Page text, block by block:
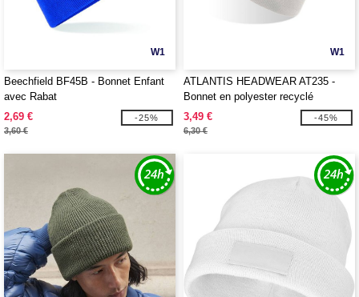
W1
Beechfield BF45B - Bonnet Enfant
avec Rabat
2,69 €
3,60 €
-25%
W1
ATLANTIS HEADWEAR AT235 -
Bonnet en polyester recyclé
3,49 €
6,30 €
-45%